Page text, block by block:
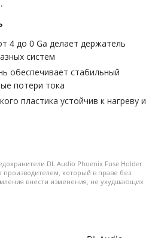
4 до 0 Ga делает держатель
систем
обеспечивает стабильный
потери тока
пластика устойчив к нагреву и
в автозвуке
от 4 Ga (21.2 мм2) до 0 Ga (53.5
DL Audio Phoenix Fuse Holder
производителем, который в праве без
внести изменения, не ухудшающих